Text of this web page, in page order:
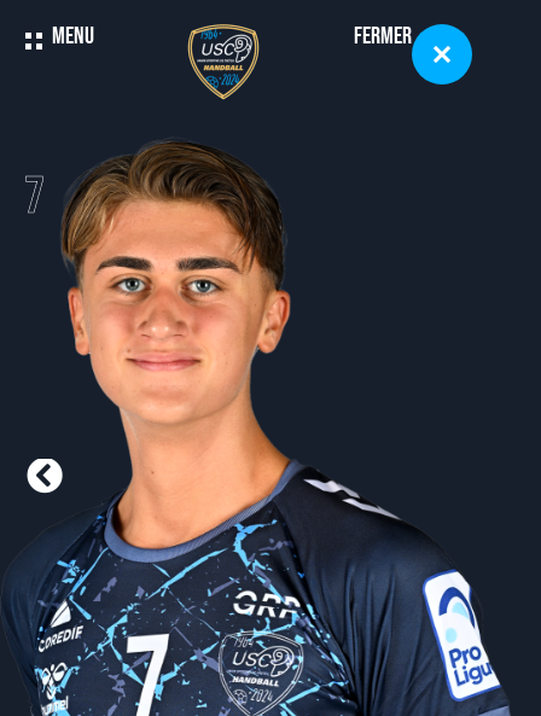
Menu Fermer
7